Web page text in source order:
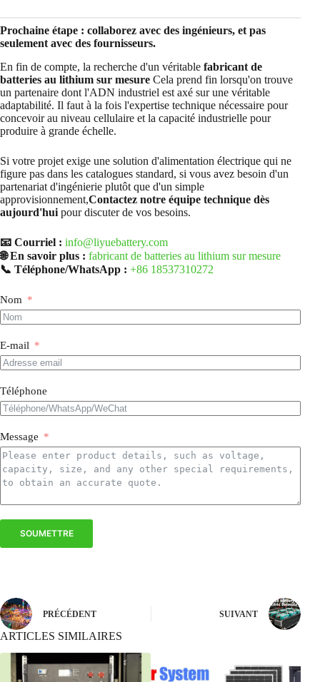
Prochaine étape : collaborez avec des ingénieurs, et pas
seulement avec des fournisseurs.
En fin de compte, la recherche d'un véritable fabricant de
batteries au lithium sur mesure Cela prend fin lorsqu'on trouve
un partenaire dont l'ADN industriel est axé sur une véritable
adaptabilité. Il faut à la fois l'expertise technique nécessaire pour
concevoir au niveau cellulaire et la capacité industrielle pour
produire à grande échelle.
Si votre projet exige une solution d'alimentation électrique qui ne
figure pas dans les catalogues standard, si vous avez besoin d'un
partenariat d'ingénierie plutôt que d'un simple
approvisionnement,Contactez notre équipe technique dès
aujourd'hui pour discuter de vos besoins.
📧 Courriel : info@liyuebattery.com
🌐 En savoir plus : fabricant de batteries au lithium sur mesure
📞 Téléphone/WhatsApp : +86 18537310272
Nom
E-mail
Téléphone
Message
SOUMETTRE
PRÉCÉDENT SUIVANT
ARTICLES SIMILAIRES